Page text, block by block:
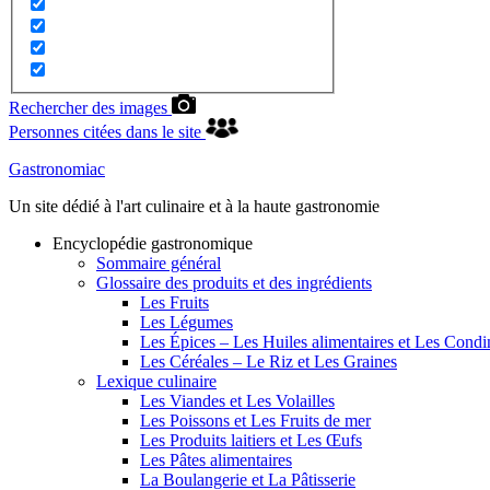
Rechercher des images
Personnes citées dans le site
Gastronomiac
Un site dédié à l'art culinaire et à la haute gastronomie
Encyclopédie gastronomique
Sommaire général
Glossaire des produits et des ingrédients
Les Fruits
Les Légumes
Les Épices – Les Huiles alimentaires et Les
Les Céréales – Le Riz et Les Graines
Lexique culinaire
Les Viandes et Les Volailles
Les Poissons et Les Fruits de mer
Les Produits laitiers et Les Œufs
Les Pâtes alimentaires
La Boulangerie et La Pâtisserie